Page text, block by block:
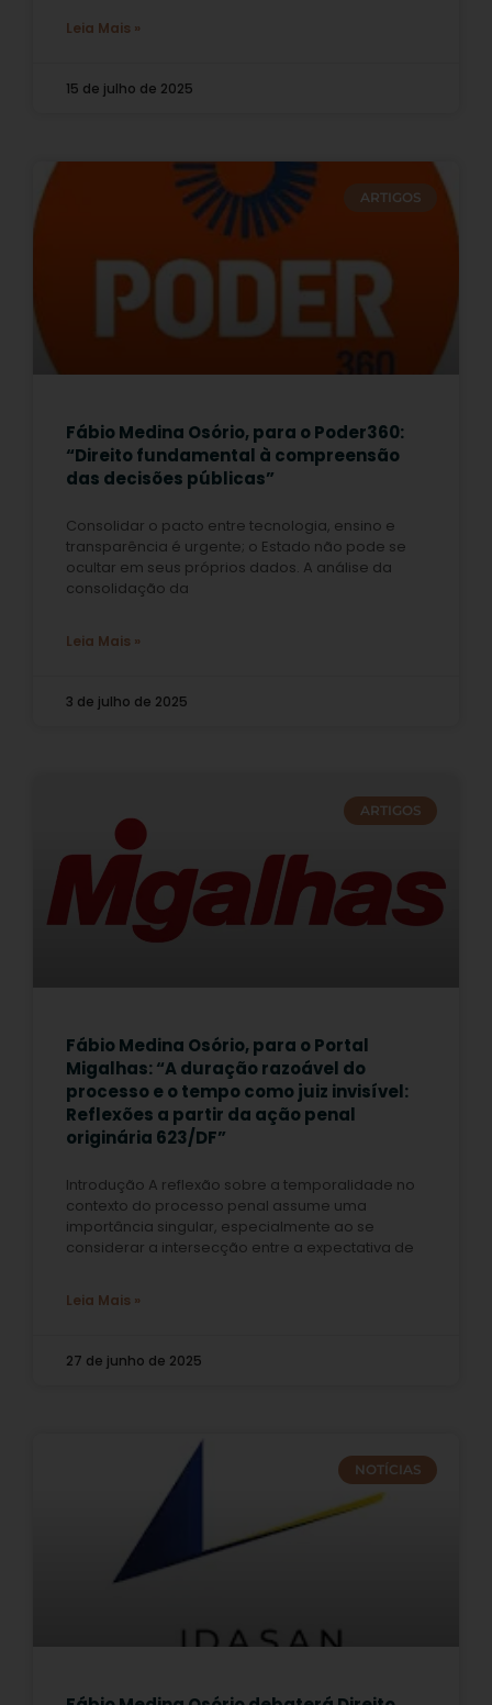
Leia Mais »
15 de julho de 2025
ARTIGOS
Fábio Medina Osório, para o Poder360:
“Direito fundamental à compreensão
das decisões públicas”
Consolidar o pacto entre tecnologia, ensino e
transparência é urgente; o Estado não pode se
ocultar em seus próprios dados. A análise da
consolidação da
Leia Mais »
3 de julho de 2025
ARTIGOS
Fábio Medina Osório, para o Portal
Migalhas: “A duração razoável do
processo e o tempo como juiz invisível:
Reflexões a partir da ação penal
originária 623/DF”
Introdução A reflexão sobre a temporalidade no
contexto do processo penal assume uma
importância singular, especialmente ao se
considerar a intersecção entre a expectativa de
Leia Mais »
27 de junho de 2025
NOTÍCIAS